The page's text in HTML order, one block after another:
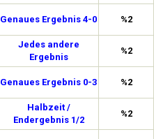
Genaues Ergebnis 4-0 %2
Jedes andere
Ergebnis
%2
Genaues Ergebnis 0-3 %2
Halbzeit /
Endergebnis 1/2
%2